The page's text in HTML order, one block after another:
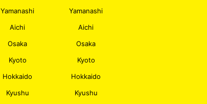
Yamanashi
Aichi
Osaka
Kyoto
Hokkaido
Kyushu
Yamanashi
Aichi
Osaka
Kyoto
Hokkaido
Kyushu